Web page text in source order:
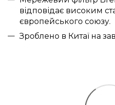
відповідає високим
європейського союзу.
Зроблено в Китаї на